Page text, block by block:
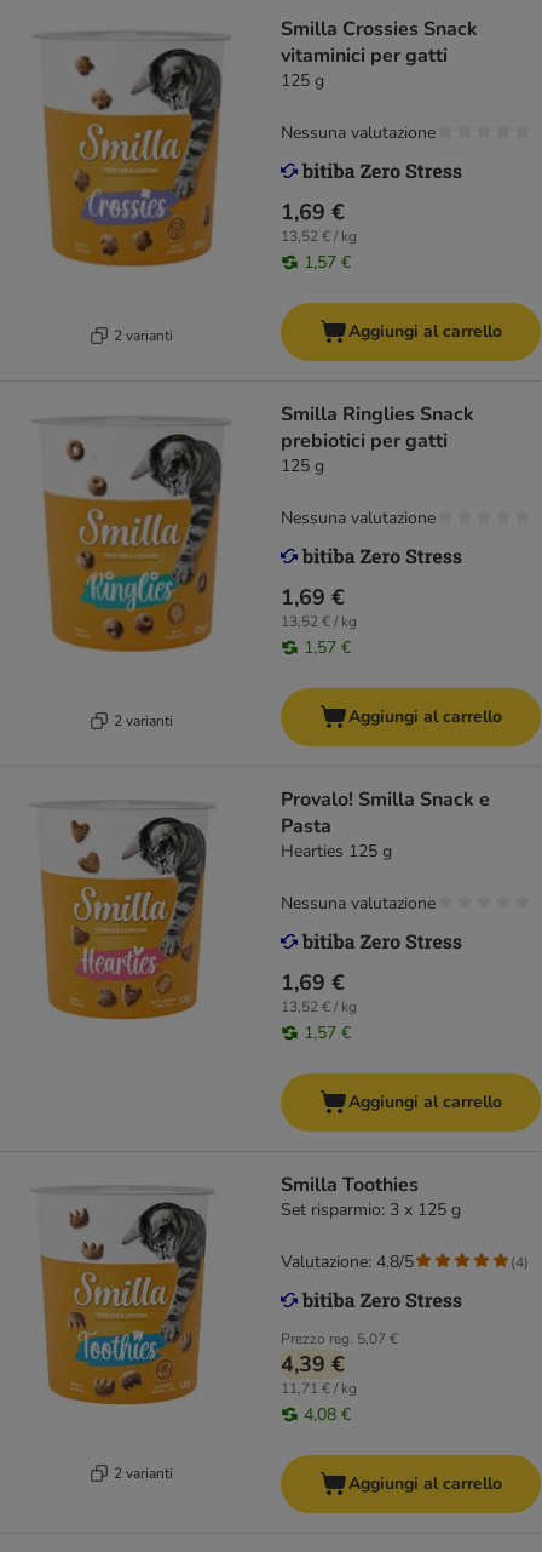
2 varianti
Smilla Crossies Snack
vitaminici per gatti
125 g
1,69 €
13,52 € / kg
1,57 €
Nessuna valutazione
Aggiungi al carrello
2 varianti
Smilla Ringlies Snack
prebiotici per gatti
125 g
1,69 €
13,52 € / kg
1,57 €
Nessuna valutazione
Aggiungi al carrello
Provalo! Smilla Snack e
Pasta
Hearties 125 g
1,69 €
13,52 € / kg
1,57 €
Nessuna valutazione
Aggiungi al carrello
2 varianti
Smilla Toothies
Set risparmio: 3 x 125 g
Prezzo reg. 5,07 €
4,39 €
11,71 € / kg
4,08 €
Valutazione: 4.8/5 (4)
Aggiungi al carrello